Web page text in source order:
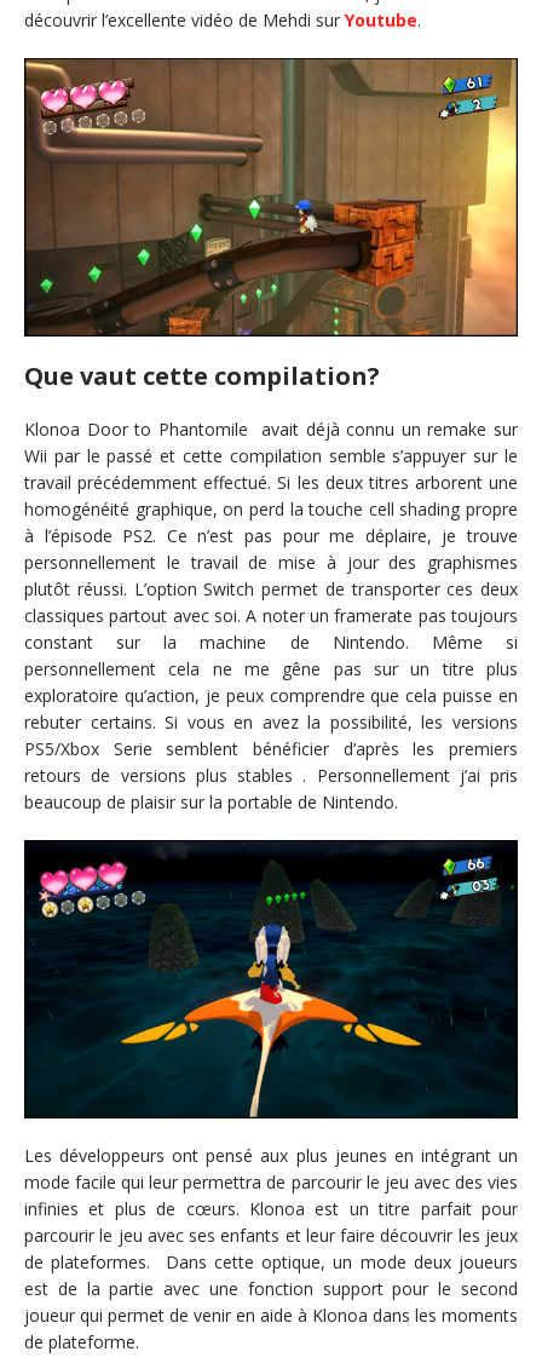
découvrir l’excellente vidéo de Mehdi sur Youtube.
Que vaut cette compilation?
Klonoa Door to Phantomile avait déjà connu un remake sur
Wii par le passé et cette compilation semble s’appuyer sur le
travail précédemment effectué. Si les deux titres arborent une
homogénéité graphique, on perd la touche cell shading propre
à l’épisode PS2. Ce n’est pas pour me déplaire, je trouve
personnellement le travail de mise à jour des graphismes
plutôt réussi. L’option Switch permet de transporter ces deux
classiques partout avec soi. A noter un framerate pas toujours
constant sur la machine de Nintendo. Même si
personnellement cela ne me gêne pas sur un titre plus
exploratoire qu’action, je peux comprendre que cela puisse en
rebuter certains. Si vous en avez la possibilité, les versions
PS5/Xbox Serie semblent bénéficier d’après les premiers
retours de versions plus stables . Personnellement j’ai pris
beaucoup de plaisir sur la portable de Nintendo.
Les développeurs ont pensé aux plus jeunes en intégrant un
mode facile qui leur permettra de parcourir le jeu avec des vies
infinies et plus de cœurs. Klonoa est un titre parfait pour
parcourir le jeu avec ses enfants et leur faire découvrir les jeux
de plateformes. Dans cette optique, un mode deux joueurs
est de la partie avec une fonction support pour le second
joueur qui permet de venir en aide à Klonoa dans les moments
de plateforme.